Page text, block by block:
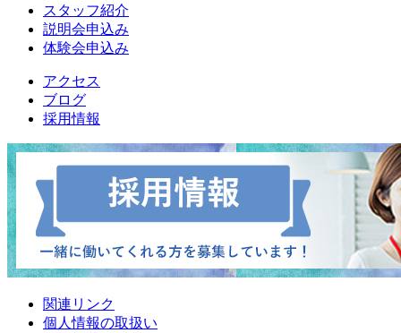
スタッフ紹介
説明会申込み
体験会申込み
アクセス
ブログ
採用情報
関連リンク
個人情報の取扱い